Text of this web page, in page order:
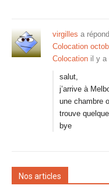
virgilles a
Colocation
Colocation il y a
salut,
j’arrive à
une chambre
trouve
bye
Nos articles